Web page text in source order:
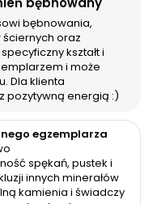
naturalny produkt, którego
piękno tkwi w jego
indywidualności. Dla klienta
wybieramy go intuicyjnie i
z pozytywną energią
:) Obecność spękań,
ewentualnych pustek i...
bębnowania,
oraz
kształt i
i może
Dla klienta
pozytywną energią :)
egzemplarza
spękań, pustek i
innych minerałów
kamienia i świadczy